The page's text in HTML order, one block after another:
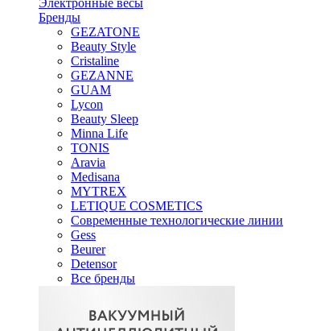
Электронные весы
Бренды
GEZATONE
Beauty Style
Cristaline
GEZANNE
GUAM
Lycon
Beauty Sleep
Minna Life
TONIS
Aravia
Medisana
MYTREX
LETIQUE COSMETICS
Современные технологические линии
Gess
Beurer
Detensor
Все бренды